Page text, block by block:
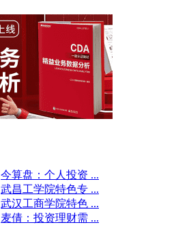
今算盘：个人投资 ...
武昌工学院特色专 ...
武汉工商学院特色 ...
麦倩：投资理财需 ...